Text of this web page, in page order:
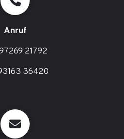
Anruf
21792
36420